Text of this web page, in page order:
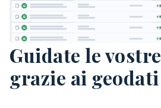
Guidate le
grazie ai geodati